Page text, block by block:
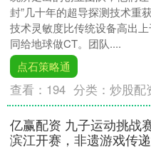
封”几十年的超导探测技术重
技术灵敏度比传统设备高出
同给地球做CT。团队....
点石策略通
查看： 194 分类：炒股配
亿赢配资 九子运动挑战
滨江开赛，非遗游戏传